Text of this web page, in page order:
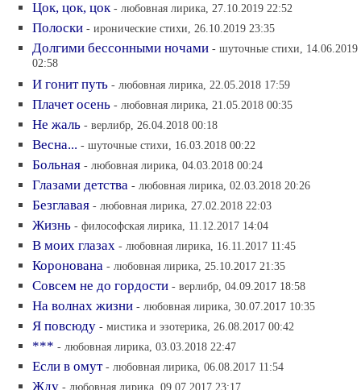
Цок, цок, цок - любовная лирика, 27.10.2019 22:52
Полоски - иронические стихи, 26.10.2019 23:35
Долгими бессонными ночами - шуточные стихи, 14.06.2019
02:58
И гонит путь - любовная лирика, 22.05.2018 17:59
Плачет осень - любовная лирика, 21.05.2018 00:35
Не жаль - верлибр, 26.04.2018 00:18
Весна... - шуточные стихи, 16.03.2018 00:22
Больная - любовная лирика, 04.03.2018 00:24
Глазами детства - любовная лирика, 02.03.2018 20:26
Безглавая - любовная лирика, 27.02.2018 22:03
Жизнь - философская лирика, 11.12.2017 14:04
В моих глазах - любовная лирика, 16.11.2017 11:45
Коронована - любовная лирика, 25.10.2017 21:35
Совсем не до гордости - верлибр, 04.09.2017 18:58
На волнах жизни - любовная лирика, 30.07.2017 10:35
Я повсюду - мистика и эзотерика, 26.08.2017 00:42
*** - любовная лирика, 03.03.2018 22:47
Если в омут - любовная лирика, 06.08.2017 11:54
Жду - любовная лирика, 09.07.2017 23:17